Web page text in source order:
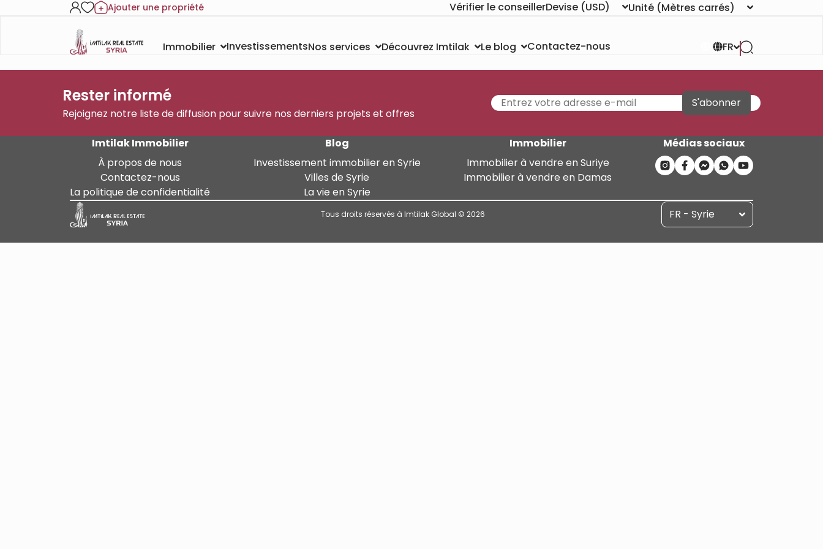
Ajouter une propriété Vérifier le conseillerDevise (USD) Unité (Mètres carrés)
Immobilier InvestissementsNos services Découvrez Imtilak Le blog Contactez-nous FR
Rester informé
Rejoignez notre liste de diffusion pour suivre nos derniers projets et offres
S'abonner
Imtilak Immobilier
À propos de nous
Contactez-nous
La politique de confidentialité
Blog
Investissement immobilier en Syrie
Villes de Syrie
La vie en Syrie
Immobilier
Immobilier à vendre en Suriye
Immobilier à vendre en Damas
Médias sociaux
Tous droits réservés à Imtilak Global © 2026 FR - Syrie